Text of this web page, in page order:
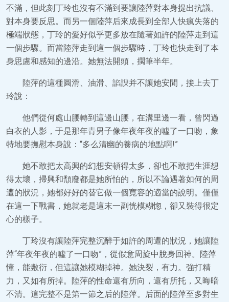
不滿，但此刻丁玲也沒有不滿到要讓陸萍對本身提出抗議、
對本身要反思。而另一個陸萍后來成長到全部人快瘋失落的
極端狀態，丁玲的愛好似乎更多放在隨著如許的陸萍走到這
一個步驟。而當陸萍走到這一個步驟時，丁玲也快走到了本
身思慮和感知的邊沿。她無法開頭，擱筆半年。
陸萍的這種圓滑、油滑、諂諛并不讓她安閒，接上去丁
玲說：
他們從何處山腰轉到這邊山腰，在溝里邊一看，曾閃過
白衣的人影，于是那年青男子像年夜年夜的噓了一口吻，象
特地要撫慰本身說：“多么清幽的養病的地點啊!”
她不敢把太高興的幻想安頓得太多，卻也不敢把生涯想
得太壞，掃興和頹廢都是她所怕的，所以不論遇著如何的周
遭的狀況，她都好好的替它做一個寬容的適當的說明。僅僅
在這一下戰書，她就老是這末一副恍模糊惚，卻又裝得很定
心的樣子。
丁玲沒有讓陸萍完整沉醉于如許的周遭的狀況，她讓陸
萍“年夜年夜的噓了一口吻”，從假意周旋中脫身回神。陸萍
懂，能敷衍，但這讓她模糊掉神。她決裂，有力。強打精
力，又如有所掉。陸萍的性命還有所向，還有所托，又晦暗
不清。這完整不是第一節之后的陸萍。后面的陸萍至多對生